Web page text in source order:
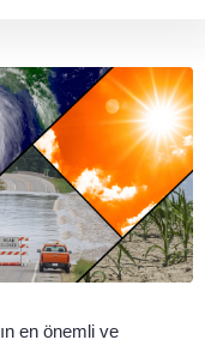
en önemli ve